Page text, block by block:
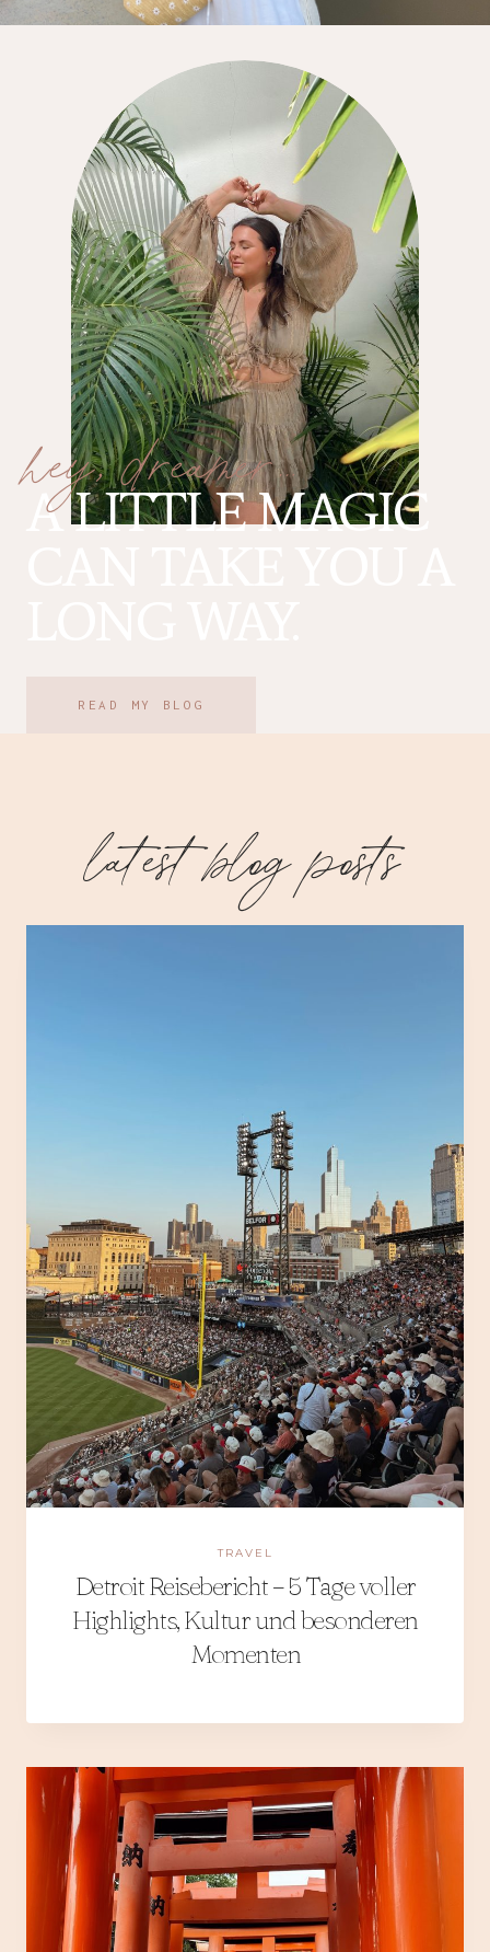
hey, dreamer…
A LITTLE MAGIC
READ MY BLOG
latest blog posts
TRAVEL
Detroit Reisebericht – 5 Tage voller
Highlights, Kultur und besonderen
Momenten